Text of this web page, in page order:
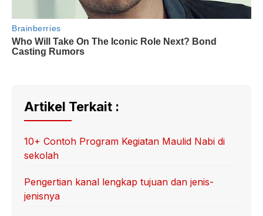
Artikel Terkait :
10+ Contoh Program Kegiatan Maulid Nabi di
sekolah
Pengertian kanal lengkap tujuan dan jenis-
jenisnya